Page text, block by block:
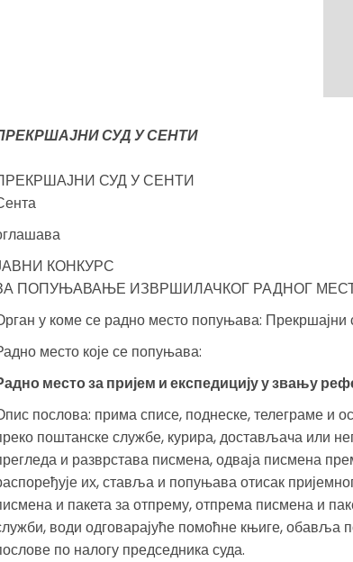
СУД У СЕНТИ
СУД У СЕНТИ
КОНКУРС
ПОПУЊАВАЊЕ ИЗВРШИЛАЧКОГ РАДНОГ
у коме се радно место попуњава: Прекршајни
место које се попуњава:
место за пријем и експедицију у звању
послова: прима списе, поднеске, телеграме и
поштанске службе, курира, достављача или
и разврстава писмена, одваја писмена
их, ставља и попуњава отисак
и пакета за отпрему, отпрема писмена и
води одговарајуће помоћне књиге, обавља
по налогу председника суда.